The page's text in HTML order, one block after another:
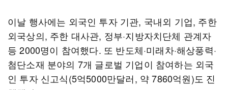
이날 행사에는 외국인 투자 기관, 국내외 기업, 주한
외국상의, 주한 대사관, 정부·지방자치단체 관계자
등 2000명이 참여했다. 또 반도체·미래차·해상풍력·
첨단소재 분야의 7개 글로벌 기업이 참여하는 외국
인 투자 신고식(5억5000만달러, 약 7860억원)도 진